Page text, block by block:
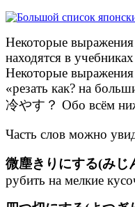
Некоторые
находятся в
Некоторые
«резать как? на
冷やす？ Обо всём
Часть слов можно
微塵きりにする(みじ
рубить на мелкие